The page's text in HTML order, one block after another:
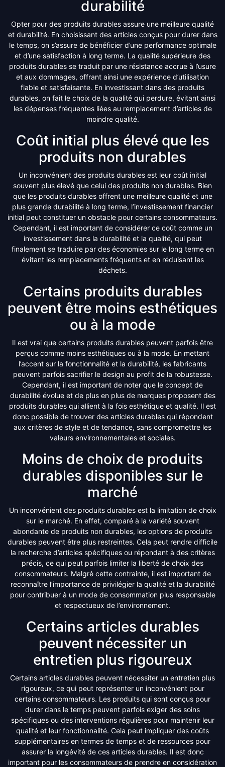
durabilité
Opter pour des produits durables assure une meilleure qualité
et durabilité. En choisissant des articles conçus pour durer dans
le temps, on s’assure de bénéficier d’une performance optimale
et d’une satisfaction à long terme. La qualité supérieure des
produits durables se traduit par une résistance accrue à l’usure
et aux dommages, offrant ainsi une expérience d’utilisation
fiable et satisfaisante. En investissant dans des produits
durables, on fait le choix de la qualité qui perdure, évitant ainsi
les dépenses fréquentes liées au remplacement d’articles de
moindre qualité.
Coût initial plus élevé que les
produits non durables
Un inconvénient des produits durables est leur coût initial
souvent plus élevé que celui des produits non durables. Bien
que les produits durables offrent une meilleure qualité et une
plus grande durabilité à long terme, l’investissement financier
initial peut constituer un obstacle pour certains consommateurs.
Cependant, il est important de considérer ce coût comme un
investissement dans la durabilité et la qualité, qui peut
finalement se traduire par des économies sur le long terme en
évitant les remplacements fréquents et en réduisant les
déchets.
Certains produits durables
peuvent être moins esthétiques
ou à la mode
Il est vrai que certains produits durables peuvent parfois être
perçus comme moins esthétiques ou à la mode. En mettant
l’accent sur la fonctionnalité et la durabilité, les fabricants
peuvent parfois sacrifier le design au profit de la robustesse.
Cependant, il est important de noter que le concept de
durabilité évolue et de plus en plus de marques proposent des
produits durables qui allient à la fois esthétique et qualité. Il est
donc possible de trouver des articles durables qui répondent
aux critères de style et de tendance, sans compromettre les
valeurs environnementales et sociales.
Moins de choix de produits
durables disponibles sur le
marché
Un inconvénient des produits durables est la limitation de choix
sur le marché. En effet, comparé à la variété souvent
abondante de produits non durables, les options de produits
durables peuvent être plus restreintes. Cela peut rendre difficile
la recherche d’articles spécifiques ou répondant à des critères
précis, ce qui peut parfois limiter la liberté de choix des
consommateurs. Malgré cette contrainte, il est important de
reconnaître l’importance de privilégier la qualité et la durabilité
pour contribuer à un mode de consommation plus responsable
et respectueux de l’environnement.
Certains articles durables
peuvent nécessiter un
entretien plus rigoureux
Certains articles durables peuvent nécessiter un entretien plus
rigoureux, ce qui peut représenter un inconvénient pour
certains consommateurs. Les produits qui sont conçus pour
durer dans le temps peuvent parfois exiger des soins
spécifiques ou des interventions régulières pour maintenir leur
qualité et leur fonctionnalité. Cela peut impliquer des coûts
supplémentaires en termes de temps et de ressources pour
assurer la longévité de ces articles durables. Il est donc
important pour les consommateurs de prendre en considération